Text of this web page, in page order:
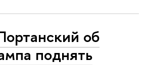
об
поднять